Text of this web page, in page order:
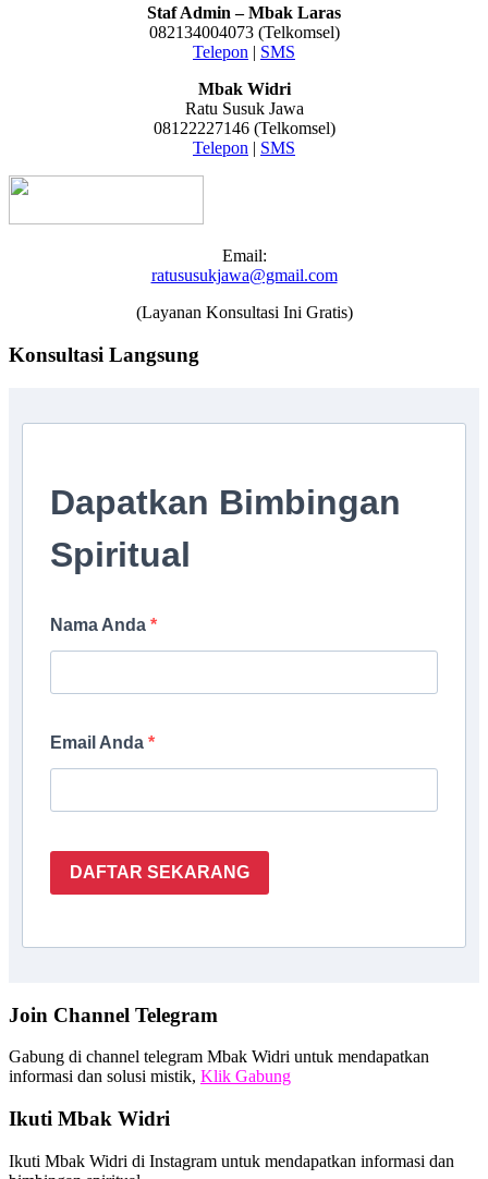
Staf Admin – Mbak Laras
082134004073 (Telkomsel)
Telepon | SMS
Mbak Widri
Ratu Susuk Jawa
08122227146 (Telkomsel)
Telepon | SMS
Email:
ratususukjawa@gmail.com
(Layanan Konsultasi Ini Gratis)
Konsultasi Langsung
Dapatkan Bimbingan
Spiritual
Nama Anda
Email Anda
DAFTAR SEKARANG
Join Channel Telegram
Gabung di channel telegram Mbak Widri untuk mendapatkan
informasi dan solusi mistik, Klik Gabung
Ikuti Mbak Widri
Ikuti Mbak Widri di Instagram untuk mendapatkan informasi dan